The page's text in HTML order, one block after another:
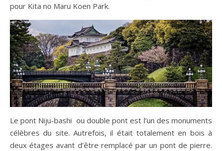
pour Kita no Maru Koen Park.
Le pont Niju-bashi ou double pont est l’un des monuments
célèbres du site. Autrefois, il était totalement en bois à
deux étages avant d’être remplacé par un pont de pierre.